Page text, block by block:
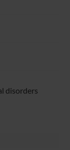
disorders